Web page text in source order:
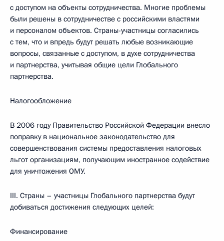
с доступом на объекты сотрудничества. Многие проблемы
были решены в сотрудничестве с российскими властями
и персоналом объектов. Страны-участницы согласились
с тем, что и впредь будут решать любые возникающие
вопросы, связанные с доступом, в духе сотрудничества
и партнерства, учитывая общие цели Глобального
партнерства.
Налогообложение
В 2006 году Правительство Российской Федерации внесло
поправку в национальное законодательство для
совершенствования системы предоставления налоговых
льгот организациям, получающим иностранное содействие
для уничтожения ОМУ.
III. Страны – участницы Глобального партнерства будут
добиваться достижения следующих целей:
Финансирование